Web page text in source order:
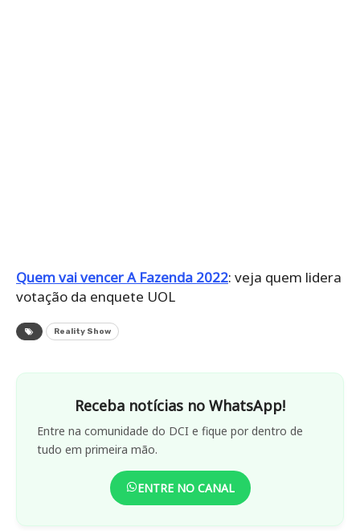
Quem vai vencer A Fazenda 2022: veja quem lidera
votação da enquete UOL
Reality Show
Receba notícias no WhatsApp!
Entre na comunidade do DCI e fique por dentro de
tudo em primeira mão.
ENTRE NO CANAL